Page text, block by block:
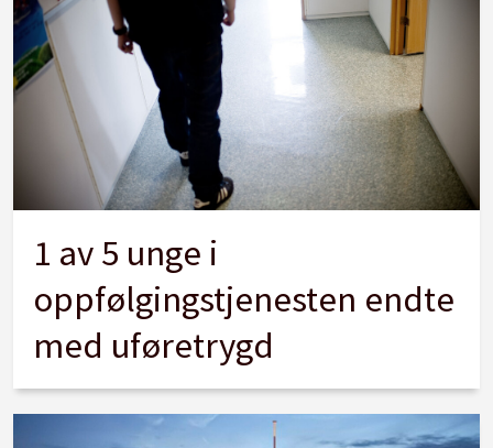
1 av 5 unge i
oppfølgingstjenesten endte
med uføretrygd